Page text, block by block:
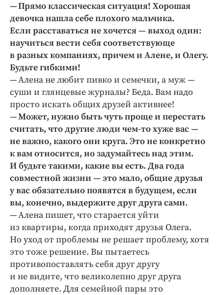
— Прямо классическая ситуация! Хорошая
девочка нашла себе плохого мальчика.
Если расставаться не хочется — выход один:
научиться вести себя соответствующе
в разных компаниях, причем и Алене, и Олегу.
Будьте гибкими!
— Алена не любит пивко и семечки, а муж —
суши и глянцевые журналы? Беда. Вам надо
просто искать общих друзей активнее!
—Может, нужно быть чуть проще и перестать
считать, что другие люди чем-то хуже вас —
не важно, какого они круга. Это не конкретно
к вам относится, но задумайтесь над этим.
И будьте такими, какие вы есть. Два года
совместной жизни — это мало, общие друзья
у вас обязательно появятся в будущем, если
вы, конечно, выдержите друг друга сами.
— Алена пишет, что старается уйти
из квартиры, когда приходят друзья Олега.
Но уход от проблемы не решает проблему, хотя
это тоже решение. Вы пытаетесь
противопоставлять себя друг другу
и не видите, что великолепно друг друга
дополняете. Для семейной пары это